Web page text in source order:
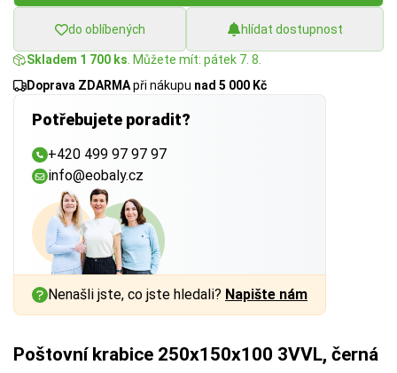
do oblíbených hlídat dostupnost
Skladem 1 700 ks . Můžete mít: pátek 7. 8.
Doprava ZDARMApři nákupu nad 5 000 Kč
Potřebujete poradit?
+420 499 97 97 97
info@eobaly.cz
Nenašli jste, co jste hledali? Napište nám
Poštovní krabice 250x150x100 3VVL, černá